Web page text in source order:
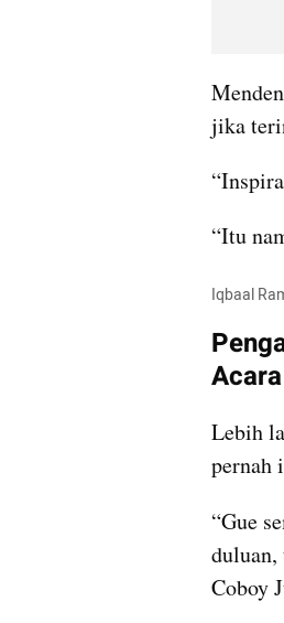
jika
“Itu
Iqbaal
Lebih
pernah
“Gue
duluan,
Coboy